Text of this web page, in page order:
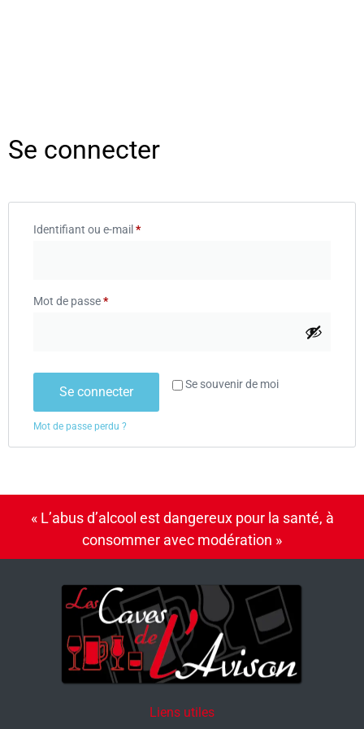
Se connecter
Identifiant ou e-mail *
Mot de passe*
Se souvenir de moi
Se connecter
Mot de passe perdu ?
« L’abus d’alcool est dangereux pour la santé, à
consommer avec modération »
Liens utiles